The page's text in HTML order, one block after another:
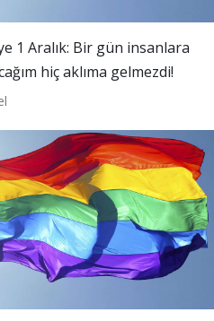
1 Aralık: Bir gün insanlara
hiç aklıma gelmezdi!